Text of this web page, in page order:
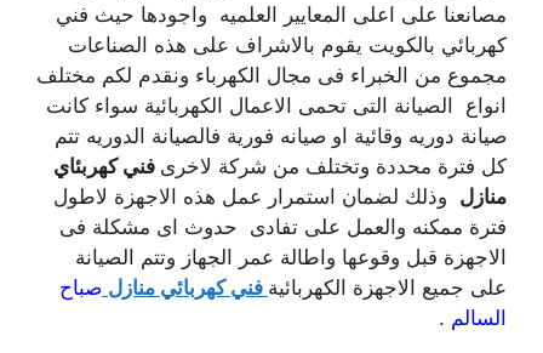
مصانعنا على اعلى المعايير العلميه واجودها حيث فني
كهربائي بالكويت يقوم بالاشراف على هذه الصناعات
مجموع من الخبراء فى مجال الكهرباء ونقدم لكم مختلف
انواع الصيانة التى تحمى الاعمال الكهربائية سواء كانت
صيانة دوريه وقائية او صيانه فورية فالصيانة الدوريه تتم
كل فترة محددة وتختلف من شركة لاخرى فني كهربئاي
منازل وذلك لضمان استمرار عمل هذه الاجهزة لاطول
فترة ممكنه والعمل على تفادى حدوث اى مشكلة فى
الاجهزة قبل وقوعها واطالة عمر الجهاز وتتم الصيانة
على جميع الاجهزة الكهربائية فني كهربائي منازل صباح
السالم .